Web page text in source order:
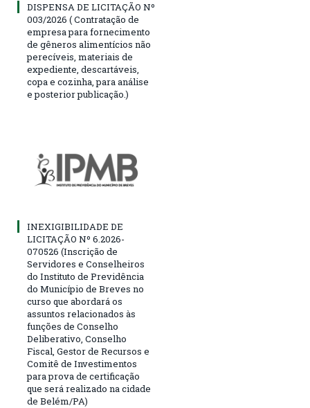
DISPENSA DE LICITAÇÃO Nº
003/2026 ( Contratação de
empresa para fornecimento
de gêneros alimentícios não
perecíveis, materiais de
expediente, descartáveis,
copa e cozinha, para análise
e posterior publicação.)
INEXIGIBILIDADE DE
LICITAÇÃO Nº 6.2026-
070526 (Inscrição de
Servidores e Conselheiros
do Instituto de Previdência
do Município de Breves no
curso que abordará os
assuntos relacionados às
funções de Conselho
Deliberativo, Conselho
Fiscal, Gestor de Recursos e
Comitê de Investimentos
para prova de certificação
que será realizado na cidade
de Belém/PA)